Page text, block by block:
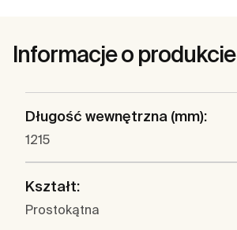
Informacje o produkcie
Długość wewnętrzna (mm):
1215
Kształt:
Prostokątna